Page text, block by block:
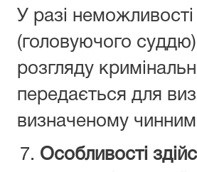
У разі
(головуючого суддю)
розгляду
передається для
визначеному
Особливості